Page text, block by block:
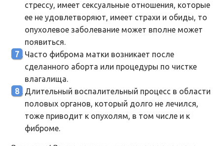
стрессу, имеет сексуальные отношения, которые
ее не удовлетворяют, имеет страхи и обиды, то
опухолевое заболевание может вполне может
появиться.
Часто фиброма матки возникает после
сделанного аборта или процедуры по чистке
влагалища.
Длительный воспалительный процесс в области
половых органов, который долго не лечился,
тоже приводит к опухолям, в том числе и к
фиброме.